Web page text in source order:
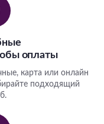
оплаты
карта или онлайн
подходящий